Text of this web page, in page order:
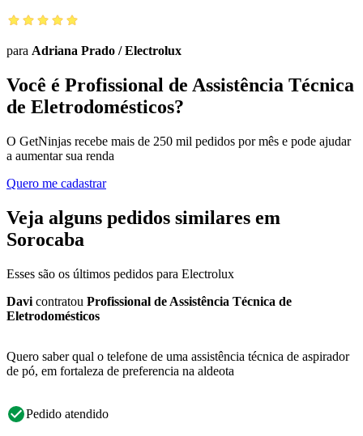
para Adriana Prado /Electrolux
Você é Profissional de Assistência Técnica
de Eletrodomésticos?
O GetNinjas recebe mais de 250 mil pedidos por mês e pode ajudar
a aumentar sua renda
Quero me cadastrar
Veja alguns pedidos similares em
Sorocaba
Esses são os últimos pedidos para Electrolux
Davi contratou Profissional de Assistência Técnica de
Eletrodomésticos
Quero saber qual o telefone de uma assistência técnica de aspirador
de pó, em fortaleza de preferencia na aldeota
Pedido atendido